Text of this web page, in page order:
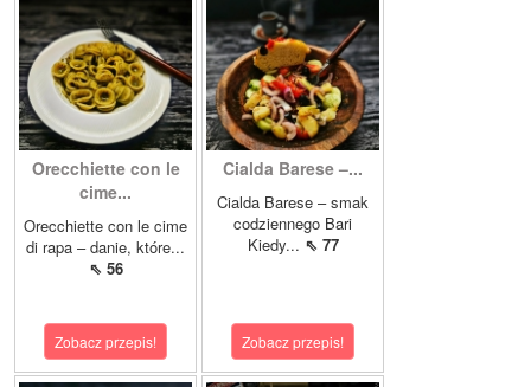
Orecchiette con le
cime...
Orecchiette con le cime
di rapa – danie, które...
⇖ 56
Zobacz przepis!
Cialda Barese –...
Cialda Barese – smak
codziennego Bari
Kiedy... ⇖ 77
Zobacz przepis!